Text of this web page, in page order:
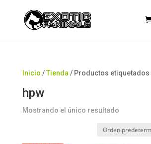
Inicio /Tienda / Productos etiquetados
hpw
Mostrando el único resultado